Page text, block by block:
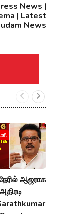
News |
| Latest
News
ஆஜராக